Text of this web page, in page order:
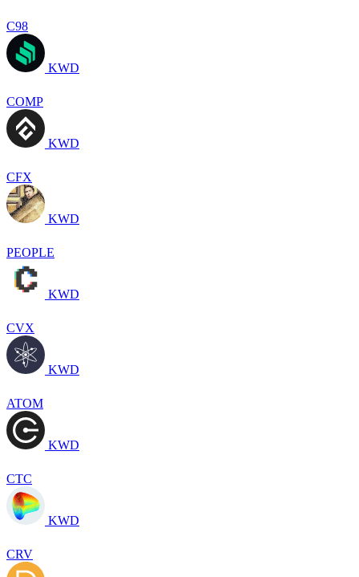
C98
KWD
COMP
KWD
CFX
KWD
PEOPLE
KWD
CVX
KWD
ATOM
KWD
CTC
KWD
CRV